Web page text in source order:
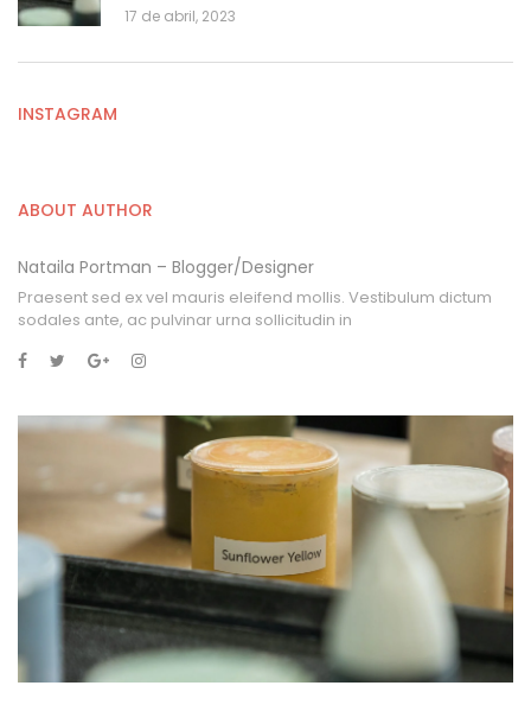
17 de abril, 2023
INSTAGRAM
ABOUT AUTHOR
Nataila Portman – Blogger/Designer
Praesent sed ex vel mauris eleifend mollis. Vestibulum dictum
sodales ante, ac pulvinar urna sollicitudin in